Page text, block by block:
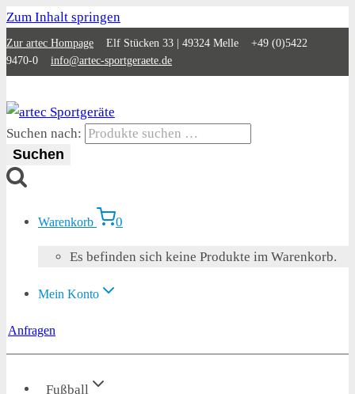
Zum Inhalt springen
Zur artec Hompage Elf Stücken 33 | 49324 Melle +49 (0)5422
9470-0 info@artec-sportgeraete.de
Suchen nach:
Suchen
Warenkorb 0
Es befinden sich keine Produkte im Warenkorb.
Mein Konto
Anfragen
Fußball